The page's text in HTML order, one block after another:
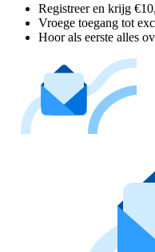
Registreer en krijg
Vroege toegang tot
Hoor als eerste alles